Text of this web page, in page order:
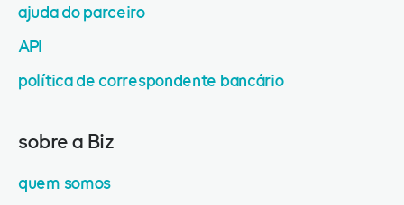
ajuda do parceiro
API
política de correspondente bancário
sobre a Biz
quem somos